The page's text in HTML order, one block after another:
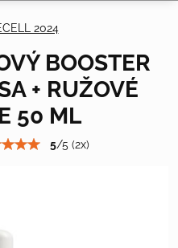
2024
BOOSTER
+ RUŽOVÉ
50 ML
5/5 (2x)